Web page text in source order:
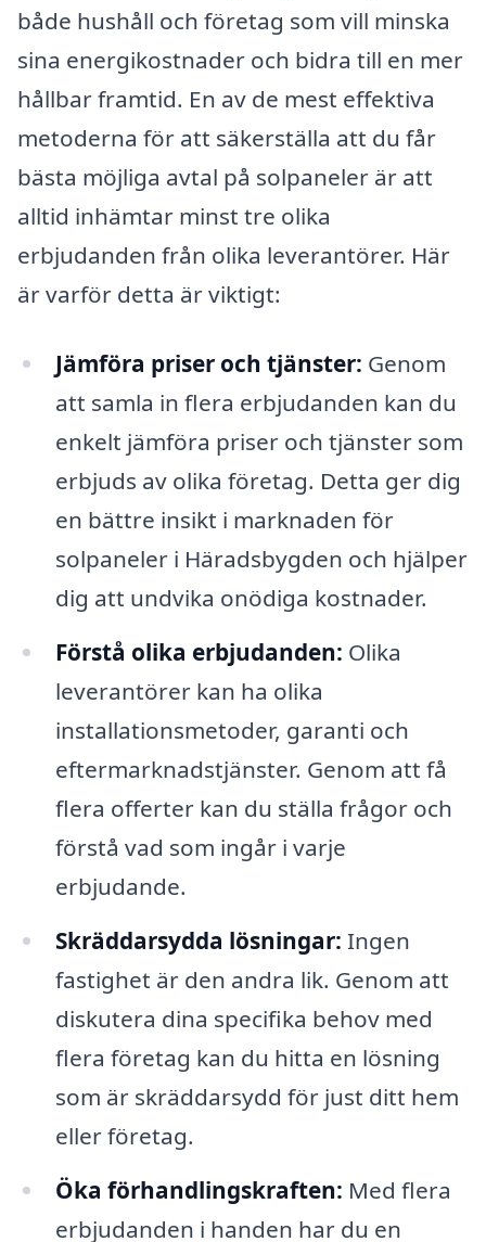
både hushåll och företag som vill minska
sina energikostnader och bidra till en mer
hållbar framtid. En av de mest effektiva
metoderna för att säkerställa att du får
bästa möjliga avtal på solpaneler är att
alltid inhämtar minst tre olika
erbjudanden från olika leverantörer. Här
är varför detta är viktigt:
Jämföra priser och tjänster: Genom
att samla in flera erbjudanden kan du
enkelt jämföra priser och tjänster som
erbjuds av olika företag. Detta ger dig
en bättre insikt i marknaden för
solpaneler i Häradsbygden och hjälper
dig att undvika onödiga kostnader.
Förstå olika erbjudanden: Olika
leverantörer kan ha olika
installationsmetoder, garanti och
eftermarknadstjänster. Genom att få
flera offerter kan du ställa frågor och
förstå vad som ingår i varje
erbjudande.
Skräddarsydda lösningar: Ingen
fastighet är den andra lik. Genom att
diskutera dina specifika behov med
flera företag kan du hitta en lösning
som är skräddarsydd för just ditt hem
eller företag.
Öka förhandlingskraften: Med flera
erbjudanden i handen har du en